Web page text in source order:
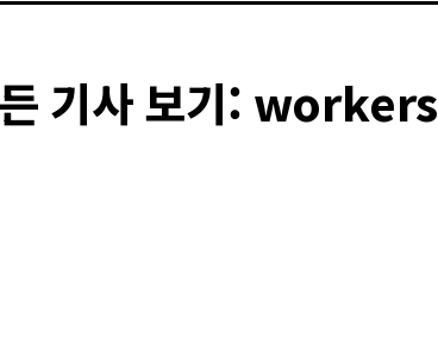
기사 보기: workers